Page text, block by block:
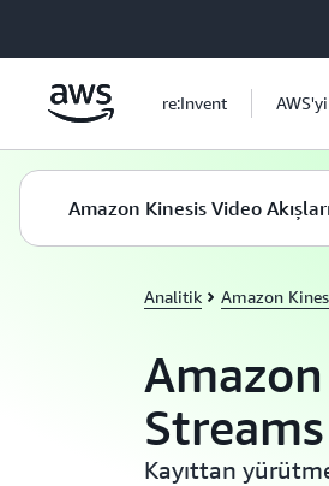
re:Invent
Amazon Kinesis Video
Analitik Amazon
Streams
Kayıttan